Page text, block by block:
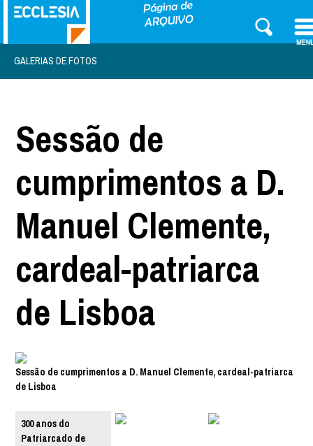
GALERIAS DE FOTOS
Sessão de
cumprimentos a D.
Manuel Clemente,
cardeal-patriarca
de Lisboa
Sessão de cumprimentos a D. Manuel Clemente, cardeal-patriarca
de Lisboa
300 anos do
Patriarcado de